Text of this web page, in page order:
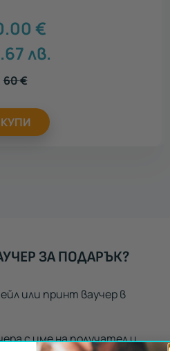
€
лв.
60€
КУПИ
ЗА ПОДАРЪК?
или принт ваучер в
с име на получател и